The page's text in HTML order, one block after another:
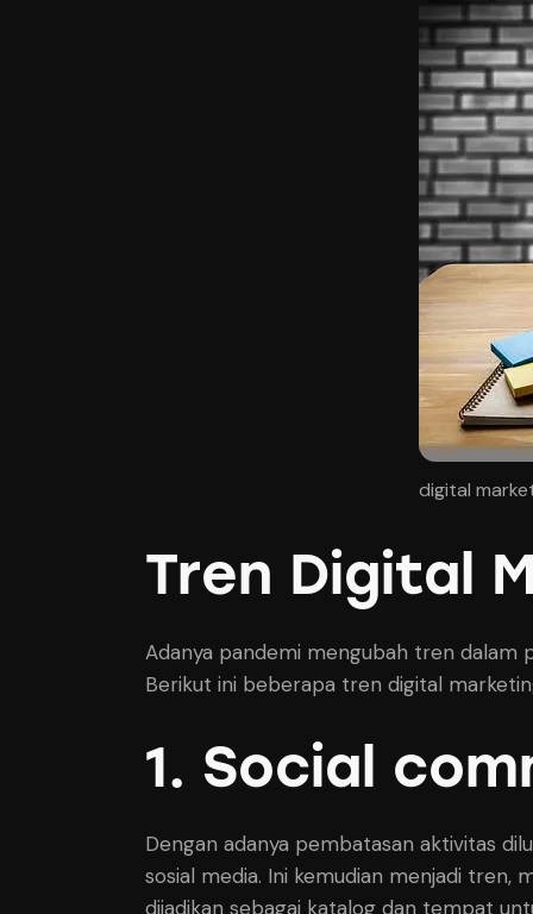
digital
Tren Digital
Adanya pandemi mengubah tren dalam
Berikut ini beberapa tren digital
1. Social
Dengan adanya pembatasan aktivitas
sosial media. Ini kemudian menjadi tren,
dijadikan sebagai katalog dan tempat